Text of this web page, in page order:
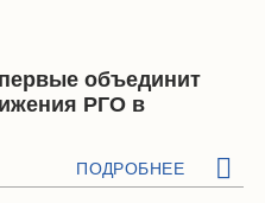
объединит
РГО в
ПОДРОБНЕЕ